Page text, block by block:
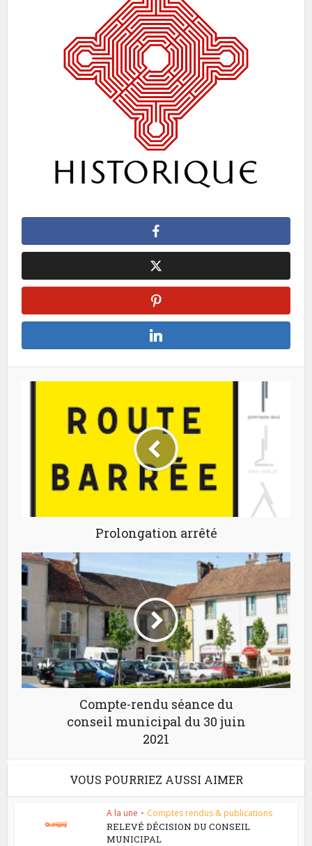
Prolongation arrêté
Compte-rendu séance du
conseil municipal du 30 juin
2021
VOUS POURRIEZ AUSSI AIMER
A la une • Comptes rendus & publications
RELEVÉ DÉCISION DU CONSEIL
MUNICIPAL